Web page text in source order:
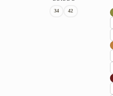
34 42